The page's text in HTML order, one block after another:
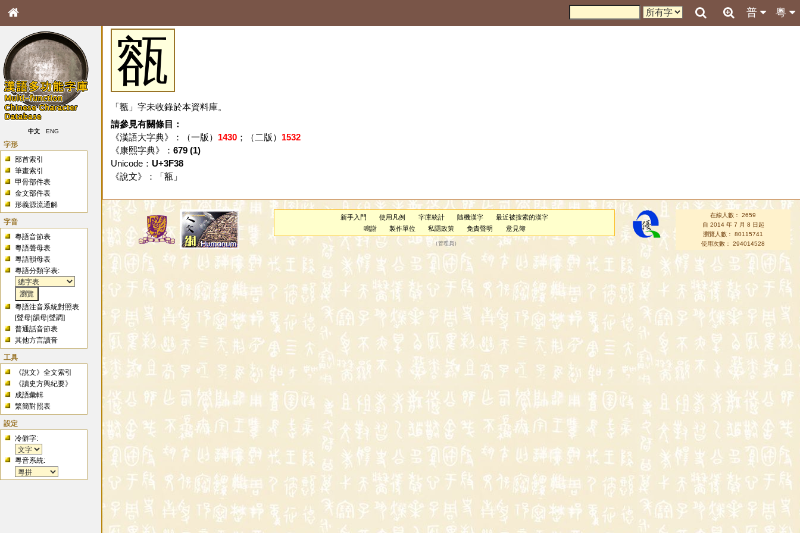
粵
普
中文 ENG
字形
部首索引
筆畫索引
甲骨部件表
金文部件表
形義源流通解
字音
粵語音節表
粵語聲母表
粵語韻母表
粵語分類字表:
粵語注音系統對照表
[聲母 |韻母 |聲調]
普通話音節表
其他方言讀音
工具
《說文》全文索引
《讀史方輿紀要》
成語彙輯
繁簡對照表
設定
冷僻字:
粵音系統:
㼸
「㼸」字未收錄於本資料庫。
請參見有關條目：
《漢語大字典》：（一版） 1430；（二版） 1532
《康熙字典》： 679 (1)
Unicode： U+3F38
《說文》：「 㼸」
新手入門 使用凡例 字庫統計 隨機漢字
最近被搜索的漢字
鳴謝
製作單位 私隱政策 免責聲明 意見簿
（管理員 ）
在線人數： 2659
自 2014 年 7 月 8 日起
瀏覽人數： 80115741
使用次數： 294014528